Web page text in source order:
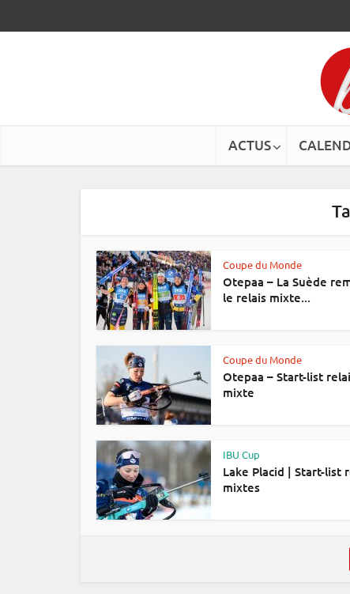
ACTUS
Coupe du Monde
Otepaa – La Suède
le relais mixte...
Coupe du Monde
Otepaa – Start-list
mixte
IBU Cup
Lake Placid | Start-list
mixtes